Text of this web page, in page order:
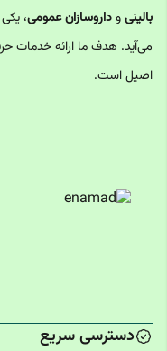
بالینیوداروسازان عمومی، یکی
می‌آید. هدف ما ارائه خدمات
اصیل است.
دسترسی سریع